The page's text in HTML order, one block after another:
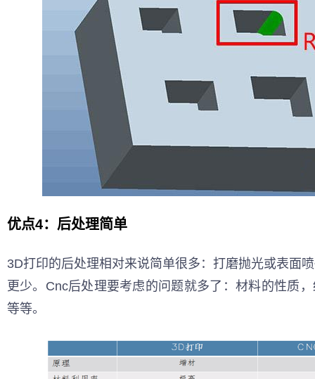
优点4：后处理简单
3D打印的后处理相对来说简单很多：打磨抛光或表面
更少。Cnc后处理要考虑的问题就多了：材料的性质
等等。